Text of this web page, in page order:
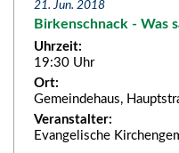
21. Jun. 2018
Birkenschnack - Was
Uhrzeit:
19:30 Uhr
Ort:
Gemeindehaus,
Veranstalter:
Evangelische